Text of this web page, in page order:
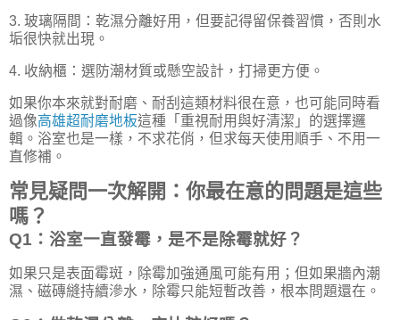
3. 玻璃隔間：乾濕分離好用，但要記得留保養習慣，否則水
垢很快就出現。
4. 收納櫃：選防潮材質或懸空設計，打掃更方便。
如果你本來就對耐磨、耐刮這類材料很在意，也可能同時看
過像高雄超耐磨地板這種「重視耐用與好清潔」的選擇邏
輯。浴室也是一樣，不求花俏，但求每天使用順手、不用一
直修補。
常見疑問一次解開：你最在意的問題是這些
嗎？
Q1：浴室一直發霉，是不是除霉就好？
如果只是表面霉斑，除霉加強通風可能有用；但如果牆內潮
濕、磁磚縫持續滲水，除霉只能短暫改善，根本問題還在。